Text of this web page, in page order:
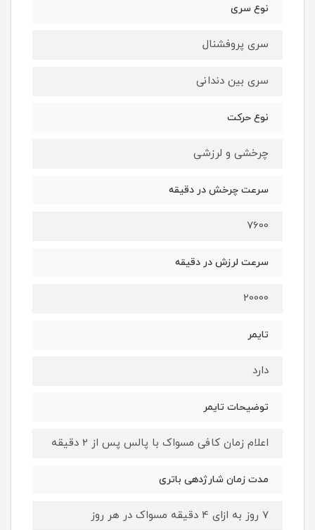
نوع سری
سری پروفشنال
سری بین دندانی
نوع حرکت
چرخشی و لرزشی
سرعت چرخش در دقیقه
7600
سرعت لرزش در دقیقه
20000
تایمر
دارد
توضیحات تایمر
اعلام زمان کافی مسواک با پالس پس از 2 دقیقه
مدت زمان شارژدهی باتری
7 روز به ازای 4 دقیقه مسواک در هر روز